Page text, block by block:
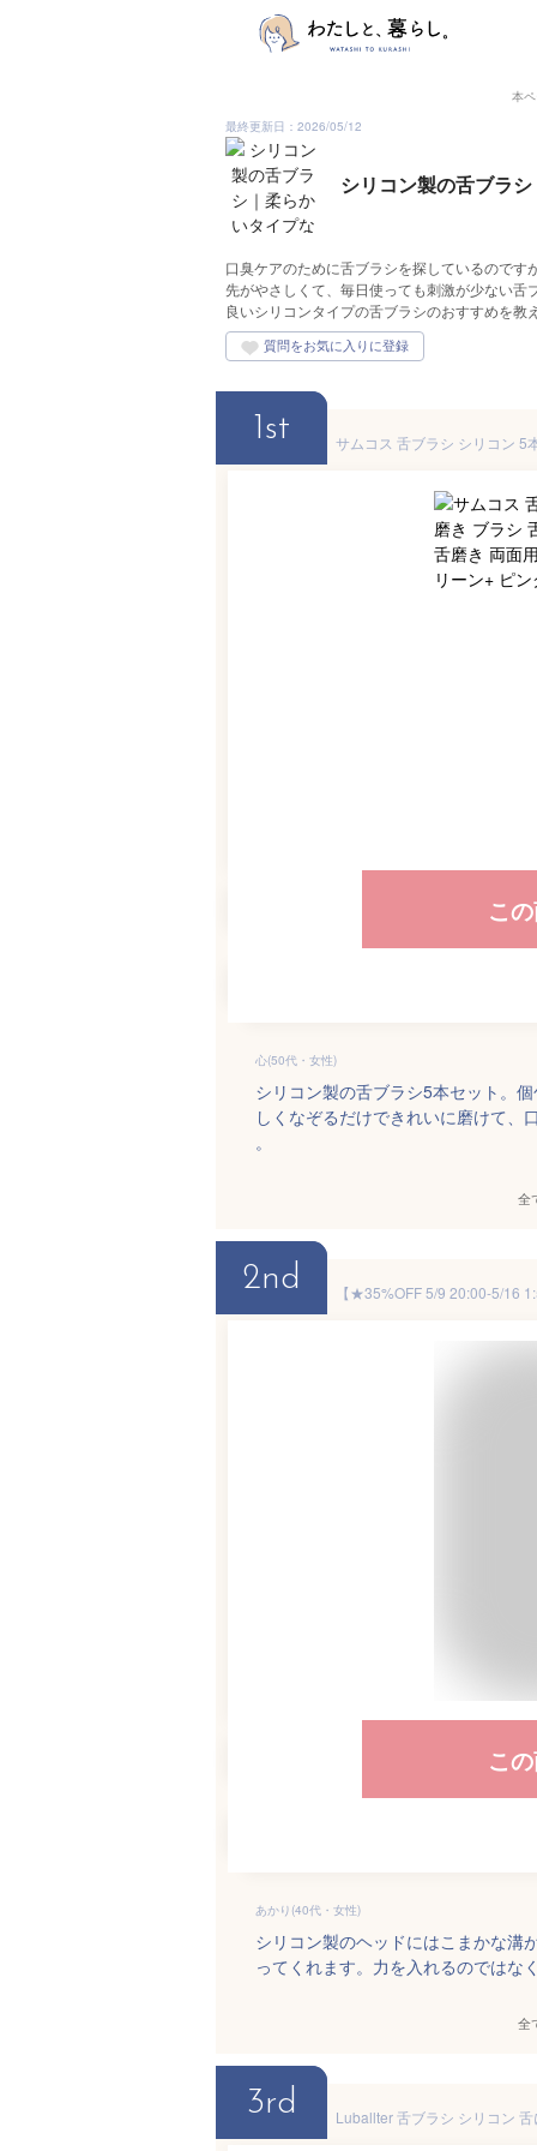
本
最終更新日：2026/05/12
シリコン製の舌ブラ
口臭ケアのために舌ブラシを探しているので
先がやさしくて、毎日使っても刺激が少ない
良いシリコンタイプの舌ブラシのおすすめを教
1st
こ
心(50代・女性)
シリコン製の舌ブラシ5本セット。
しくなぞるだけできれいに磨けて、
。
全
2nd
こ
あかり(40代・女性)
シリコン製のヘッドにはこまかな溝
ってくれます。力を入れるのではな
全
3rd